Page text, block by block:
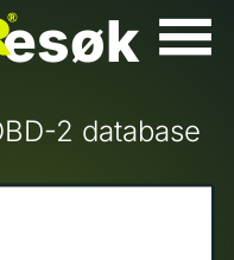
2 database